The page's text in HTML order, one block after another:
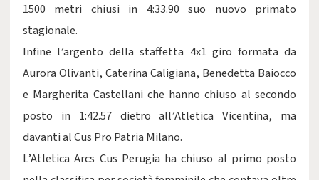
1500 metri chiusi in 4:33.90 suo nuovo primato
stagionale.
Infine l’argento della staffetta 4x1 giro formata da
Aurora Olivanti, Caterina Caligiana, Benedetta Baiocco
e Margherita Castellani che hanno chiuso al secondo
posto in 1:42.57 dietro all’Atletica Vicentina, ma
davanti al Cus Pro Patria Milano.
L’Atletica Arcs Cus Perugia ha chiuso al primo posto